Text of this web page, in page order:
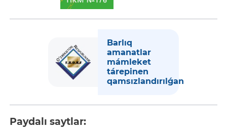
Barlıq
amanatlar
mámleket
tárepinen
qamsızlandırılǵan
Paydalı saytlar: